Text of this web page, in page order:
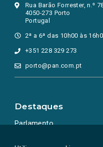
Rua Barão Forrester, n.º
4050-273 Porto
Portugal
2ª a 6ª das 10h00 às
+351 228 329 273
porto@pan.com.pt
Destaques
Parlamento